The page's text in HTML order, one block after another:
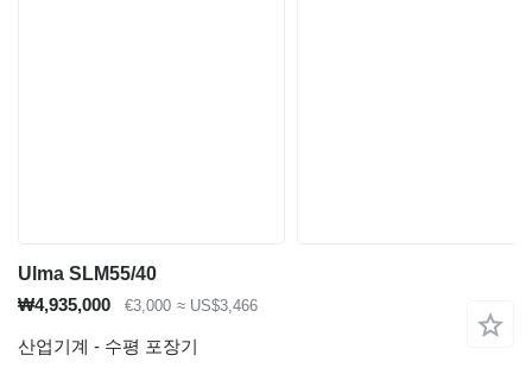
Ulma SLM55/40
₩4,935,000
€3,000 ≈ US$3,466
산업기계 - 수평 포장기